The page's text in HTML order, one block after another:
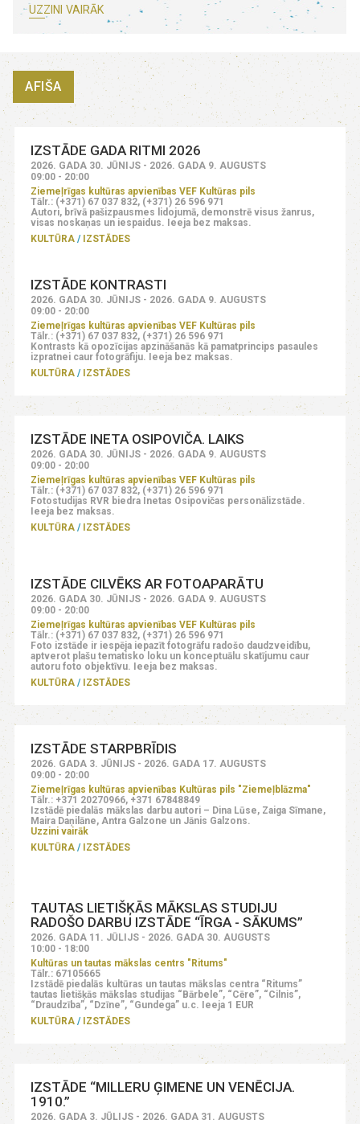
UZZINI VAIRĀK
AFIŠA
IZSTĀDE GADA RITMI 2026
2026. GADA 30. JŪNIJS - 2026. GADA 9. AUGUSTS
09:00 - 20:00
Ziemeļrīgas kultūras apvienības VEF Kultūras pils
Tālr.: (+371) 67 037 832, (+371) 26 596 971
Autori, brīvā pašizpausmes lidojumā, demonstrē visus žanrus,
visas noskaņas un iespaidus. Ieeja bez maksas.
KULTŪRA
IZSTĀDES
IZSTĀDE KONTRASTI
2026. GADA 30. JŪNIJS - 2026. GADA 9. AUGUSTS
09:00 - 20:00
Ziemeļrīgas kultūras apvienības VEF Kultūras pils
Tālr.: (+371) 67 037 832, (+371) 26 596 971
Kontrasts kā opozīcijas apzināšanās kā pamatprincips pasaules
izpratnei caur fotogrāfiju. Ieeja bez maksas.
KULTŪRA
IZSTĀDES
IZSTĀDE INETA OSIPOVIČA. LAIKS
2026. GADA 30. JŪNIJS - 2026. GADA 9. AUGUSTS
09:00 - 20:00
Ziemeļrīgas kultūras apvienības VEF Kultūras pils
Tālr.: (+371) 67 037 832, (+371) 26 596 971
Fotostudijas RVR biedra Inetas Osipovičas personālizstāde.
Ieeja bez maksas.
KULTŪRA
IZSTĀDES
IZSTĀDE CILVĒKS AR FOTOAPARĀTU
2026. GADA 30. JŪNIJS - 2026. GADA 9. AUGUSTS
09:00 - 20:00
Ziemeļrīgas kultūras apvienības VEF Kultūras pils
Tālr.: (+371) 67 037 832, (+371) 26 596 971
Foto izstāde ir iespēja iepazīt fotogrāfu radošo daudzveidību,
aptverot plašu tematisko loku un konceptuālu skatījumu caur
autoru foto objektīvu. Ieeja bez maksas.
KULTŪRA
IZSTĀDES
IZSTĀDE STARPBRĪDIS
2026. GADA 3. JŪNIJS - 2026. GADA 17. AUGUSTS
09:00 - 20:00
Ziemeļrīgas kultūras apvienības Kultūras pils "Ziemeļblāzma"
Tālr.: +371 20270966, +371 67848849
Izstādē piedalās mākslas darbu autori – Dina Lūse, Zaiga Sīmane,
Maira Daņilāne, Antra Galzone un Jānis Galzons.
Uzzini vairāk
KULTŪRA
IZSTĀDES
TAUTAS LIETIŠĶĀS MĀKSLAS STUDIJU
RADOŠO DARBU IZSTĀDE “ĪRGA - SĀKUMS”
2026. GADA 11. JŪLIJS - 2026. GADA 30. AUGUSTS
10:00 - 18:00
Kultūras un tautas mākslas centrs "Ritums"
Tālr.: 67105665
Izstādē piedalās kultūras un tautas mākslas centra “Ritums”
tautas lietišķās mākslas studijas “Bārbele”, “Cēre”, “Cilnis”,
“Draudzība”, “Dzīne”, “Gundega” u.c. Ieeja 1 EUR
KULTŪRA
IZSTĀDES
IZSTĀDE “MILLERU ĢIMENE UN VENĒCIJA.
1910.”
2026. GADA 3. JŪLIJS - 2026. GADA 31. AUGUSTS